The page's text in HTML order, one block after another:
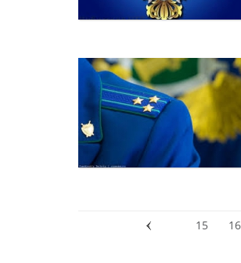
15 16